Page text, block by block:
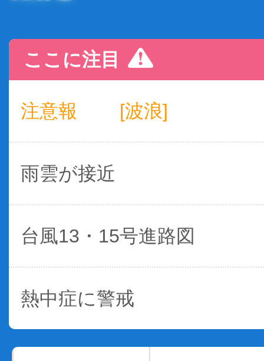
ここに注目
注意報 [波浪]
雨雲が接近
台風13・15号進路図
熱中症に警戒